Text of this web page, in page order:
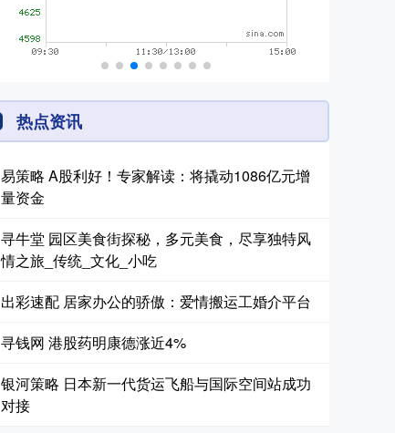
热点资讯
易策略 A股利好！专家解读：将撬动1086亿元增
量资金
寻牛堂 园区美食街探秘，多元美食，尽享独特风
情之旅_传统_文化_小吃
出彩速配 居家办公的骄傲：爱情搬运工婚介平台
寻钱网 港股药明康德涨近4%
银河策略 日本新一代货运飞船与国际空间站成功
对接